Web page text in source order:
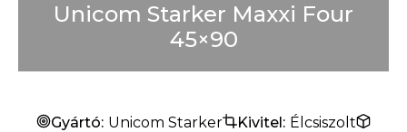
Unicom Starker Maxxi Four
45×90
Gyártó: Unicom Starker Kivitel: Élcsiszolt